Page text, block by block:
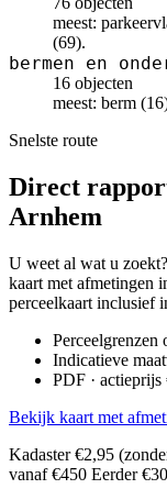
meest:
(69).
bermen en
16 objecten
meest: berm
Snelste route
Direct
Arnhem
U weet al wat u
kaart met afmetingen
perceelkaart inclusief
Perceelgrenzen
Indicatieve
PDF ·
Bekijk kaart met
Kadaster €2,95
vanaf €450 Eerder